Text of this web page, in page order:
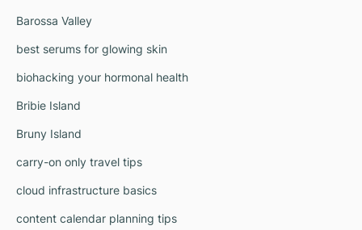
Barossa Valley
best serums for glowing skin
biohacking your hormonal health
Bribie Island
Bruny Island
carry-on only travel tips
cloud infrastructure basics
content calendar planning tips